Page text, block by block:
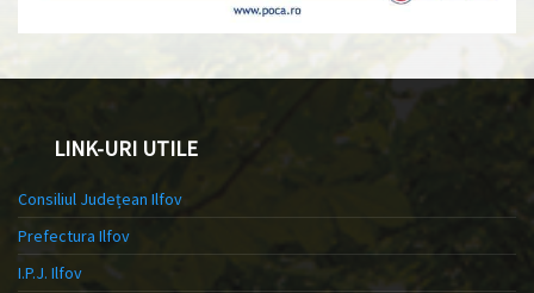
LINK-URI UTILE
Consiliul Județean Ilfov
Prefectura Ilfov
I.P.J. Ilfov